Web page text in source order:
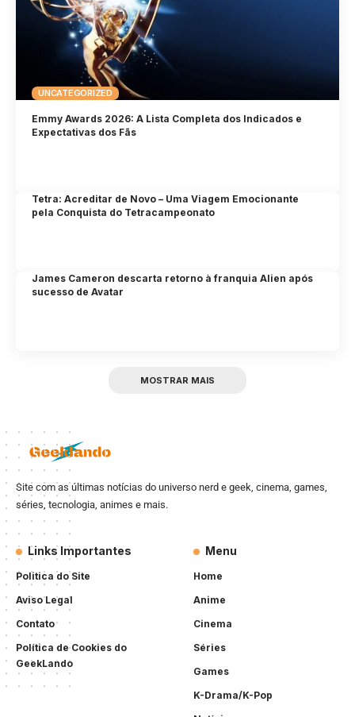
UNCATEGORIZED
Emmy Awards 2026: A Lista Completa dos Indicados e
Expectativas dos Fãs
Tetra: Acreditar de Novo – Uma Viagem Emocionante
pela Conquista do Tetracampeonato
James Cameron descarta retorno à franquia Alien após
sucesso de Avatar
MOSTRAR MAIS
Site com as últimas notícias do universo nerd e geek, cinema, games,
séries, tecnologia, animes e mais.
Links Importantes
Politica do Site
Aviso Legal
Contato
Política de Cookies do
GeekLando
Menu
Home
Anime
Cinema
Séries
Games
K-Drama/K-Pop